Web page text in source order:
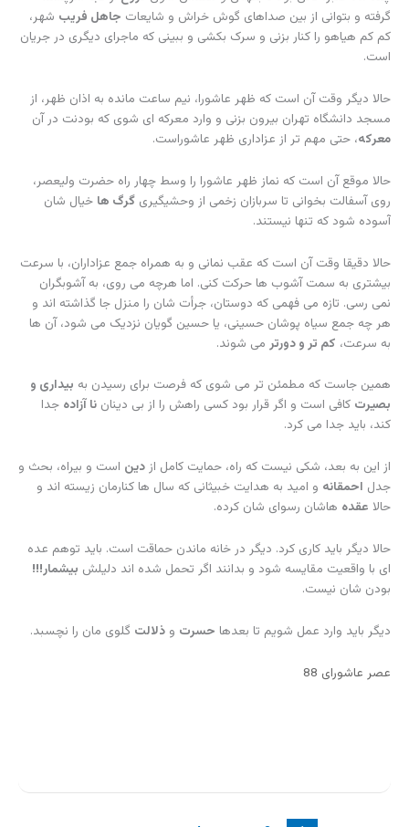
همین جاست که مطمئن تر می شوی که فرصت برای رسیدن بهبیداری و
بصیرت
کافی است و اگر قرار بود کسی راهش را از بی دینان نا آزاده
جدا
از این به بعد، شکی نیست که راه، حمایت کامل از دین
است و بیراه، بحث و
جدل
و امید به هدایت خبیثانی که سال ها کنارمان زیسته اند و
حالا
هاشان رسوای شان کرده.
حالا دیگر باید کاری کرد. دیگر در خانه ماندن حماقت است. باید توهم عده
ای با واقعیت مقایسه شود و بدانند اگر تحمل شده اند دلیلشبیشمار!!!
بودن شان نیست.
دیگر باید وارد عمل شویم تا بعدها حسرت ذلالت گلوی مان را نچسبد.
عصر عاشورای 88
1
2
…
4 بعدی ←
موضوعات مَرقُوم
برچسب‌ها